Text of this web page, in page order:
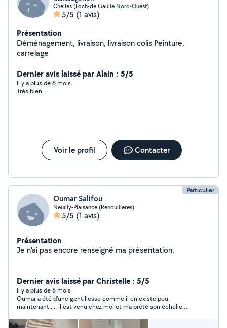
Chelles (Foch-de Gaulle Nord-Ouest)
5/5 (1 avis)
Présentation
Déménagement, livraison, livraison colis Peinture,
carrelage
Dernier avis laissé par Alain : 5/5
Il y a plus de 6 mois
Très bien
Voir le profil Contacter
Particulier
Oumar Salifou
Neuilly-Plaisance (Renouilleres)
5/5 (1 avis)
Présentation
Je n'ai pas encore renseigné ma présentation.
Dernier avis laissé par Christelle : 5/5
Il y a plus de 6 mois
Oumar a été d'une gentillesse comme il en existe peu
maintenant .... il est venu chez moi et ma prêté son échelle.